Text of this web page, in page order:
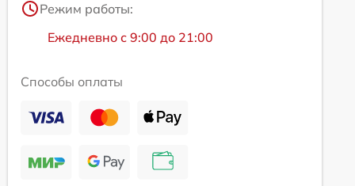
Режим работы:
Ежедневно с 9:00 до 21:00
Способы оплаты